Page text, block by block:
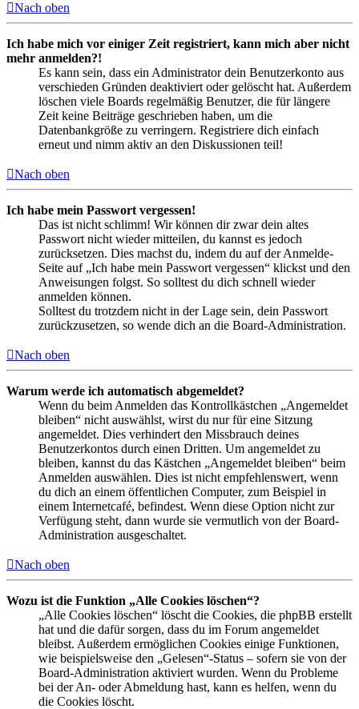
Nach oben
Ich habe mich vor einiger Zeit registriert, kann mich aber nicht
mehr anmelden?!
Es kann sein, dass ein Administrator dein Benutzerkonto aus
verschieden Gründen deaktiviert oder gelöscht hat. Außerdem
löschen viele Boards regelmäßig Benutzer, die für längere
Zeit keine Beiträge geschrieben haben, um die
Datenbankgröße zu verringern. Registriere dich einfach
erneut und nimm aktiv an den Diskussionen teil!
Nach oben
Ich habe mein Passwort vergessen!
Das ist nicht schlimm! Wir können dir zwar dein altes
Passwort nicht wieder mitteilen, du kannst es jedoch
zurücksetzen. Dies machst du, indem du auf der Anmelde-
Seite auf „Ich habe mein Passwort vergessen“ klickst und den
Anweisungen folgst. So solltest du dich schnell wieder
anmelden können.
Solltest du trotzdem nicht in der Lage sein, dein Passwort
zurückzusetzen, so wende dich an die Board-Administration.
Nach oben
Warum werde ich automatisch abgemeldet?
Wenn du beim Anmelden das Kontrollkästchen „Angemeldet
bleiben“ nicht auswählst, wirst du nur für eine Sitzung
angemeldet. Dies verhindert den Missbrauch deines
Benutzerkontos durch einen Dritten. Um angemeldet zu
bleiben, kannst du das Kästchen „Angemeldet bleiben“ beim
Anmelden auswählen. Dies ist nicht empfehlenswert, wenn
du dich an einem öffentlichen Computer, zum Beispiel in
einem Internetcafé, befindest. Wenn diese Option nicht zur
Verfügung steht, dann wurde sie vermutlich von der Board-
Administration ausgeschaltet.
Nach oben
Wozu ist die Funktion „Alle Cookies löschen“?
„Alle Cookies löschen“ löscht die Cookies, die phpBB erstellt
hat und die dafür sorgen, dass du im Forum angemeldet
bleibst. Außerdem ermöglichen Cookies einige Funktionen,
wie beispielsweise den „Gelesen“-Status – sofern sie von der
Board-Administration aktiviert wurden. Wenn du Probleme
bei der An- oder Abmeldung hast, kann es helfen, wenn du
die Cookies löscht.